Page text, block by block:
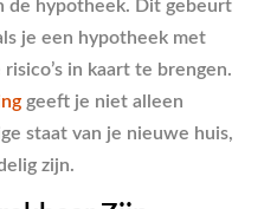
de hypotheek. Dit gebeurt
je een hypotheek met
in kaart te brengen.
geeft je niet alleen
staat van je nieuwe huis,
zijn.